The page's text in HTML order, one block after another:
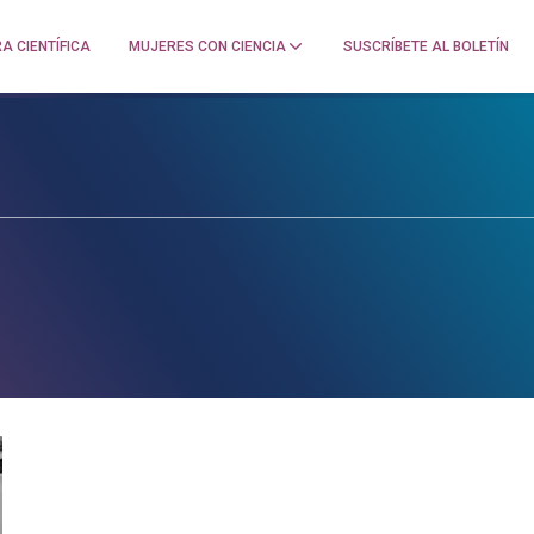
CIENTÍFICA MUJERES CON CIENCIA SUSCRÍBETE AL BOLETÍN